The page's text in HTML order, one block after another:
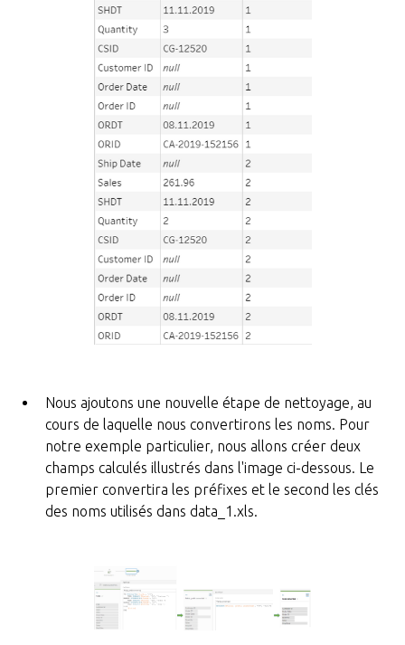
Nous ajoutons une nouvelle étape de nettoyage, au
cours de laquelle nous convertirons les noms. Pour
notre exemple particulier, nous allons créer deux
champs calculés illustrés dans l'image ci-dessous. Le
premier convertira les préfixes et le second les clés
des noms utilisés dans data_1.xls.